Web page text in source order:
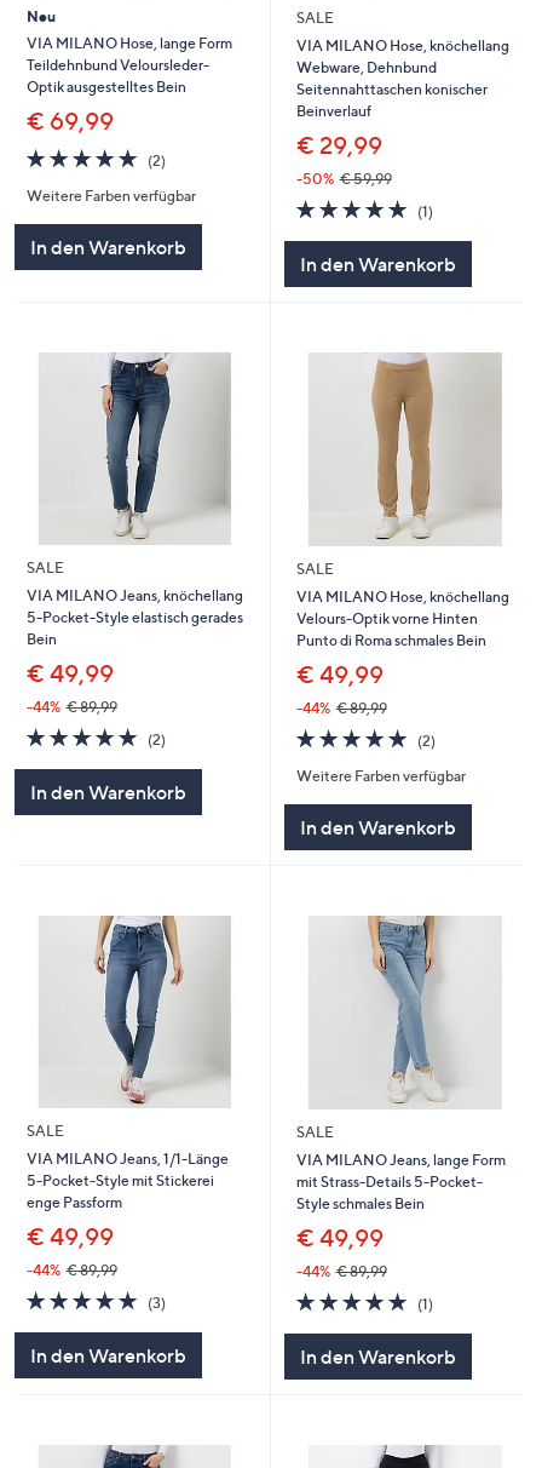
Neu
VIA MILANO Hose, lange Form
Teildehnbund Veloursleder-
Optik ausgestelltes Bein
€ 69,99
5.0
von
5
(2)2
Weitere Farben verfügbar
In den Warenkorb
SALE
VIA MILANO Hose, knöchellang
Webware, Dehnbund
Seitennahttaschen konischer
Beinverlauf
€ 29,99
-50% € 59,99
5.0
von
(1)1
In den Warenkorb
SALE
VIA MILANO Jeans, knöchellang
5-Pocket-Style elastisch gerades
Bein
€ 49,99
-44% € 89,99
5.0
von
(2)2
In den Warenkorb
SALE
VIA MILANO Hose, knöchellang
Velours-Optik vorne Hinten
Punto di Roma schmales Bein
€ 49,99
-44% € 89,99
5.0
von
5
(2)2
Weitere Farben verfügbar
In den Warenkorb
SALE
VIA MILANO Jeans, 1/1-Länge
5-Pocket-Style mit Stickerei
enge Passform
€ 49,99
-44% € 89,99
5.0
von
(3)3
In den Warenkorb
SALE
VIA MILANO Jeans, lange Form
mit Strass-Details 5-Pocket-
Style schmales Bein
€ 49,99
-44% € 89,99
5.0
von
(1)1
In den Warenkorb